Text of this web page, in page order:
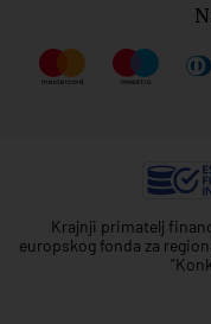
Krajnji primatelj
europskog fonda za